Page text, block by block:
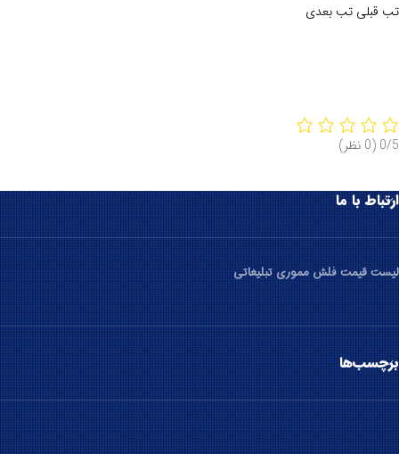
تب قبلی تب بعدی
0/5 (0 نظر)
ارتباط با ما
لیست قیمت فلش مموری تبلیغاتی
برچسب‌ها